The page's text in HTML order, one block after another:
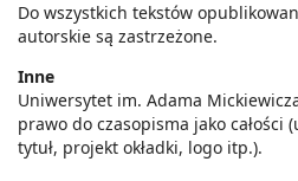
Do wszystkich tekstów
autorskie są zastrzeżone.
Inne
Uniwersytet im. Adama
prawo do czasopisma jako całości
tytuł, projekt okładki, logo itp.).